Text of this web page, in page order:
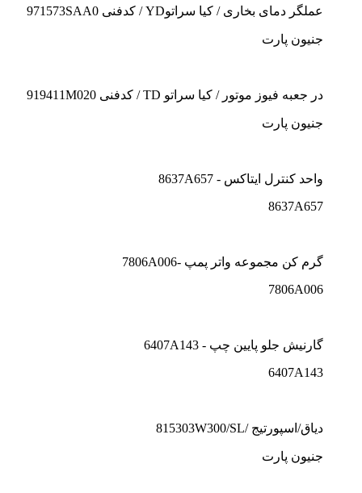
عملگر دمای بخاری / کیا سراتوYD / کدفنی 971573SAA0
جنیون پارت
در جعبه فیوز موتور / کیا سراتو TD / کدفنی 919411M020
جنیون پارت
واحد کنترل ايتاکس - 8637A657
8637A657
گرم کن مجموعه واتر پمپ -7806A006
7806A006
گارنيش جلو پايين چپ - 6407A143
6407A143
دیاق/اسپورتیج /815303W300/SL
جنیون پارت